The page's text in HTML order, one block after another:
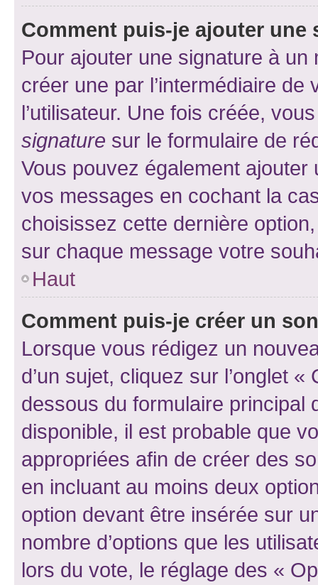
Comment puis-je ajouter une
Pour ajouter une signature à un
créer une par l’intermédiaire
l’utilisateur. Une fois créée,
signature sur le formulaire de
Vous pouvez également
vos messages en cochant la
choisissez cette dernière
sur chaque message votre
Haut
Comment puis-je créer un
Lorsque vous rédigez un
d’un sujet, cliquez sur l’onglet
dessous du formulaire principal
disponible, il est probable que
appropriées afin de créer des
en incluant au moins deux
option devant être insérée sur
nombre d’options que les
lors du vote, le réglage des «